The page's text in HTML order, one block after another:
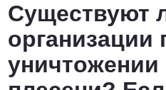
Существуют
организации
уничтожении